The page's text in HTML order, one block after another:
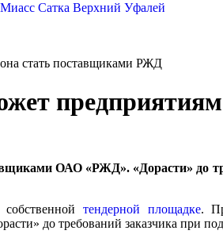
Миасс Сатка Верхний Уфалей
стать поставщиками РЖД
ОАО «РЖД». «Дорасти» до
тендерной площадке.
до требований заказчика при